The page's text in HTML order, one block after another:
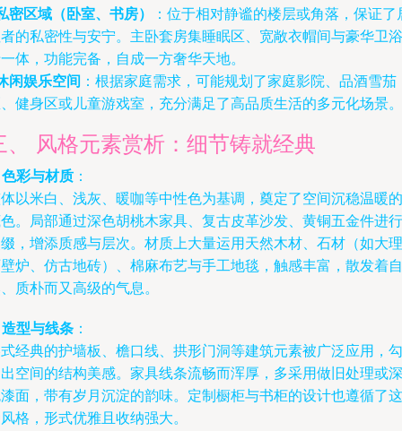
密区域（卧室、书房）
：位于相对静谧的楼层或角落，保证了
的私密性与安宁。主卧套房集睡眠区、宽敞衣帽间与豪华卫浴
体，功能完备，自成一方奢华天地。
闲娱乐空间 ：根据家庭需求，可能规划了家庭影院、品酒雪茄
健身区或儿童游戏室，充分满足了高品质生活的多元化场景。
、 风格元素赏析：细节铸就经典
色彩与材质 ：
以米白、浅灰、暖咖等中性色为基调，奠定了空间沉稳温暖的
。局部通过深色胡桃木家具、复古皮革沙发、黄铜五金件进行
，增添质感与层次。材质上大量运用天然木材、石材（如大理
炉、仿古地砖）、棉麻布艺与手工地毯，触感丰富，散发着自
质朴而又高级的气息。
造型与线条 ：
经典的护墙板、檐口线、拱形门洞等建筑元素被广泛应用，勾
空间的结构美感。家具线条流畅而浑厚，多采用做旧处理或深
面，带有岁月沉淀的韵味。定制橱柜与书柜的设计也遵循了这
格，形式优雅且收纳强大。